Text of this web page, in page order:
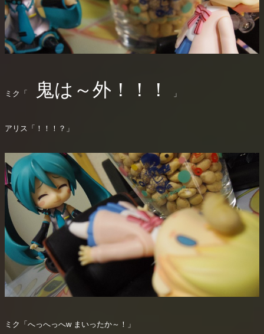
ミク「 鬼は～外！！！ 」
アリス「！！！？」
ミク「へっへっへw まいったか～！」